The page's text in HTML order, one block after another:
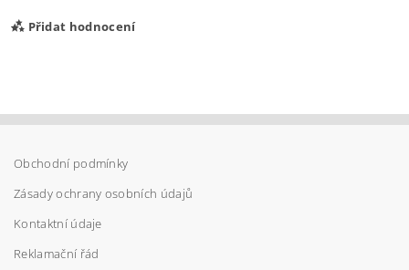
Přidat hodnocení
Obchodní podmínky
Zásady ochrany osobních údajů
Kontaktní údaje
Reklamační řád